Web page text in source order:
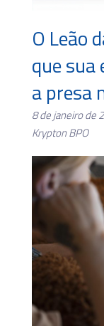
O Leão
que sua
a presa
8 de janeiro de
Krypton BPO